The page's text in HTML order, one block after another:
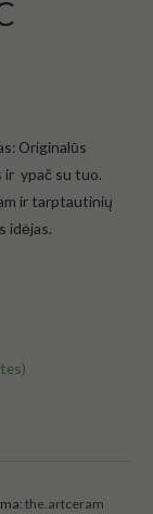
Originalūs
ir ypač su tuo.
ir tarptautinių
idėjas.
the.artceram